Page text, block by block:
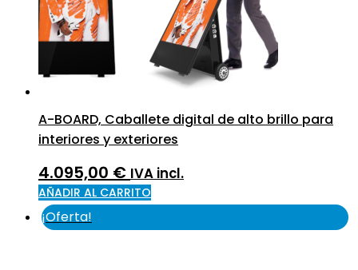
A-BOARD, Caballete digital de alto brillo para
interiores y exteriores
4.095,00 € IVA incl.
AÑADIR AL CARRITO
¡Oferta!